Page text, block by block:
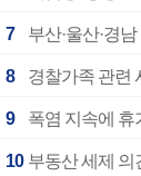
7 부산·울산·경
8 경찰가족 관련
9 폭염 지속에
10 부동산 세제